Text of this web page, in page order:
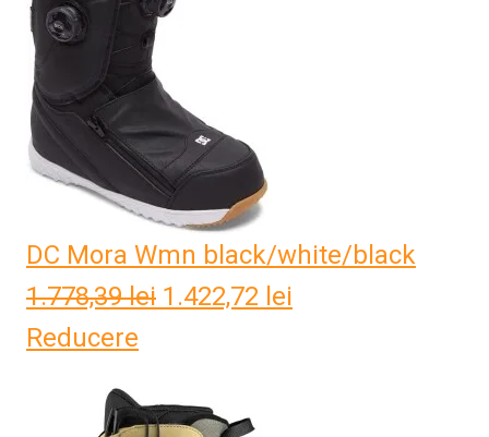
DC Mora Wmn black/white/black
1.778,39lei Prețul
fost:
1.422,72 lei
Reducere